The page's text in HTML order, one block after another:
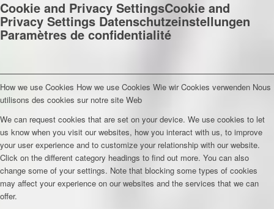
Cookie and Privacy SettingsCookie and
Privacy Settings Datenschutzeinstellungen
Paramètres de confidentialité
How we use Cookies How we use Cookies Wie wir Cookies verwenden Nous
utilisons des cookies sur notre site Web
We can request cookies that are set on your device. We use cookies to let
us know when you visit our websites, how you interact with us, to improve
your user experience and to customize your relationship with our website.
Click on the different category headings to find out more. You can also
change some of your settings. Note that blocking some types of cookies
may affect your experience on our websites and the services that we can
offer.